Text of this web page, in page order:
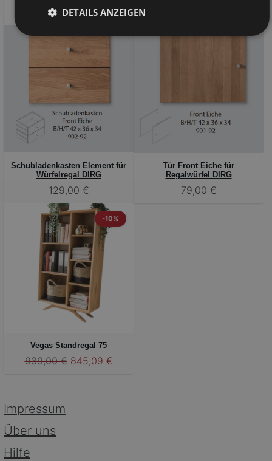
299,00 €
Schubladenkasten Element für
Würfelregal DIRG
129,00 €
Tür Front Eiche für
Regalwürfel DIRG
79,00 €
-10%
Vegas Standregal 75
939,00 € 845,09 €
Impressum
Über uns
Hilfe
DETAILS ANZEIGEN